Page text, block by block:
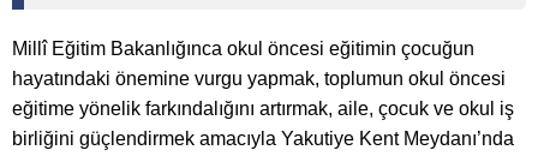
Millî Eğitim Bakanlığınca okul öncesi eğitimin çocuğun
hayatındaki önemine vurgu yapmak, toplumun okul öncesi
eğitime yönelik farkındalığını artırmak, aile, çocuk ve okul iş
birliğini güçlendirmek amacıyla Yakutiye Kent Meydanı’nda